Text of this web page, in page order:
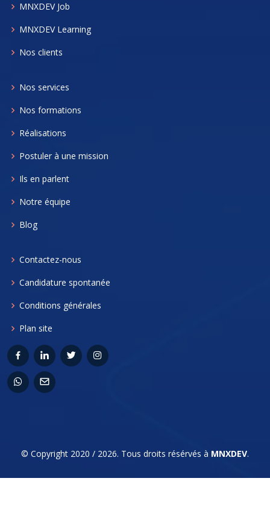
MNXDEV Job
MNXDEV Learning
Nos clients
Nos services
Nos formations
Réalisations
Postuler à une mission
Ils en parlent
Notre équipe
Blog
Contactez-nous
Candidature spontanée
Conditions générales
Plan site
© Copyright 2020 / 2026. Tous droits résérvés à MNXDEV.